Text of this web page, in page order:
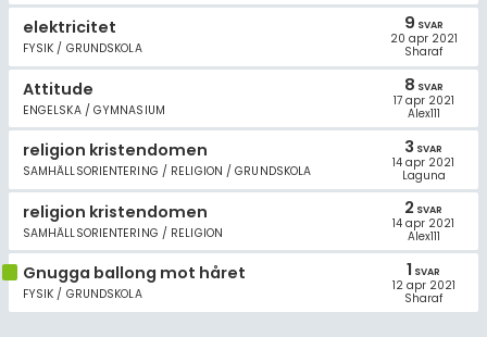
elektricitet
FYSIK / GRUNDSKOLA
9 SVAR
20 apr 2021
Sharaf
Attitude
ENGELSKA / GYMNASIUM
8 SVAR
17 apr 2021
Alex111
religion kristendomen
SAMHÄLLSORIENTERING / RELIGION / GRUNDSKOLA
3 SVAR
14 apr 2021
Laguna
religion kristendomen
SAMHÄLLSORIENTERING / RELIGION
2 SVAR
14 apr 2021
Alex111
Gnugga ballong mot håret
FYSIK / GRUNDSKOLA
1 SVAR
12 apr 2021
Sharaf